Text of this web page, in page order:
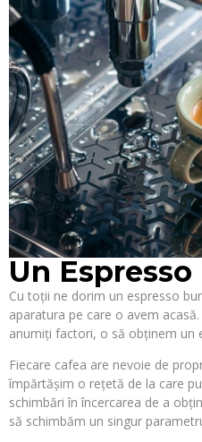
Un
Cu toții ne dorim un espresso
aparatura pe care o avem
anumiți factori, o să obținem un
Fiecare cafea are nevoie de
împărtășim o rețetă de la care
schimbări în încercarea de a
să schimbăm un singur